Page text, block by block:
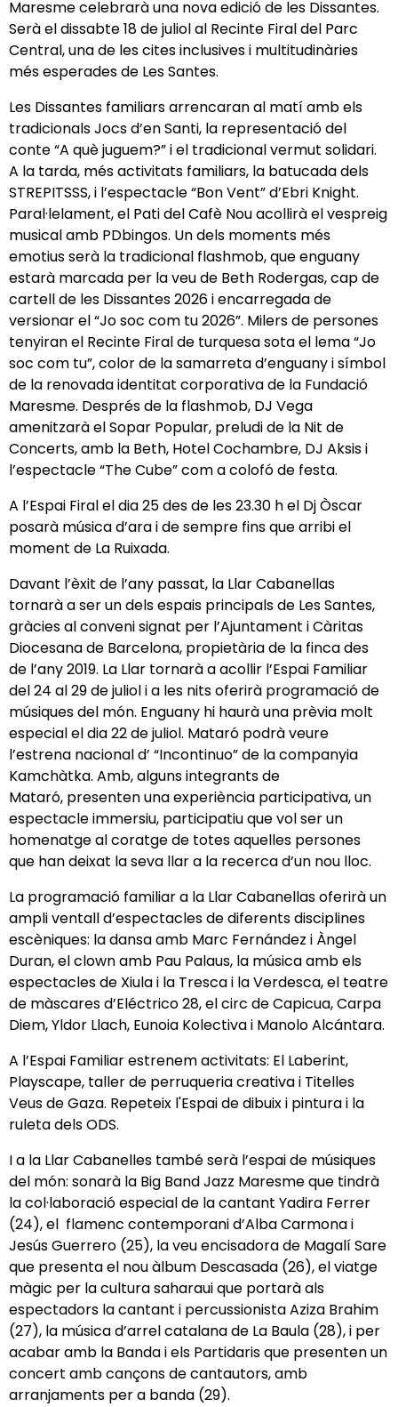
Maresme celebrarà una nova edició de les Dissantes.
Serà el dissabte 18 de juliol al Recinte Firal del Parc
Central, una de les cites inclusives i multitudinàries
més esperades de Les Santes.
Les Dissantes familiars arrencaran al matí amb els
tradicionals Jocs d’en Santi, la representació del
conte “A què juguem?” i el tradicional vermut solidari.
A la tarda, més activitats familiars, la batucada dels
STREPITSSS, i l’espectacle “Bon Vent” d’Ebri Knight.
Paral·lelament, el Pati del Cafè Nou acollirà el vespreig
musical amb PDbingos. Un dels moments més
emotius serà la tradicional flashmob, que enguany
estarà marcada per la veu de Beth Rodergas, cap de
cartell de les Dissantes 2026 i encarregada de
versionar el “Jo soc com tu 2026”. Milers de persones
tenyiran el Recinte Firal de turquesa sota el lema “Jo
soc com tu”, color de la samarreta d’enguany i símbol
de la renovada identitat corporativa de la Fundació
Maresme. Després de la flashmob, DJ Vega
amenitzarà el Sopar Popular, preludi de la Nit de
Concerts, amb la Beth, Hotel Cochambre, DJ Aksis i
l’espectacle “The Cube” com a colofó de festa.
A l’Espai Firal el dia 25 des de les 23.30 h el Dj Òscar
posarà música d’ara i de sempre fins que arribi el
moment de La Ruixada.
Davant l’èxit de l’any passat, la Llar Cabanellas
tornarà a ser un dels espais principals de Les Santes,
gràcies al conveni signat per l’Ajuntament i Càritas
Diocesana de Barcelona, propietària de la finca des
de l’any 2019. La Llar tornarà a acollir l’Espai Familiar
del 24 al 29 de juliol i a les nits oferirà programació de
músiques del món. Enguany hi haurà una prèvia molt
especial el dia 22 de juliol. Mataró podrà veure
l’estrena nacional d’ “Incontinuo” de la companyia
Kamchàtka. Amb, alguns integrants de
Mataró, presenten una experiència participativa, un
espectacle immersiu, participatiu que vol ser un
homenatge al coratge de totes aquelles persones
que han deixat la seva llar a la recerca d’un nou lloc.
La programació familiar a la Llar Cabanellas oferirà un
ampli ventall d’espectacles de diferents disciplines
escèniques: la dansa amb Marc Fernández i Àngel
Duran, el clown amb Pau Palaus, la música amb els
espectacles de Xiula i la Tresca i la Verdesca, el teatre
de màscares d’Eléctrico 28, el circ de Capicua, Carpa
Diem, Yldor Llach, Eunoia Kolectiva i Manolo Alcántara.
A l’Espai Familiar estrenem activitats: El Laberint,
Playscape, taller de perruqueria creativa i Titelles
Veus de Gaza. Repeteix l'Espai de dibuix i pintura i la
ruleta dels ODS.
I a la Llar Cabanelles també serà l’espai de músiques
del món: sonarà la Big Band Jazz Maresme que tindrà
la col·laboració especial de la cantant Yadira Ferrer
(24), el flamenc contemporani d’Alba Carmona i
Jesús Guerrero (25), la veu encisadora de Magalí Sare
que presenta el nou àlbum Descasada (26), el viatge
màgic per la cultura saharaui que portarà als
espectadors la cantant i percussionista Aziza Brahim
(27), la música d’arrel catalana de La Baula (28), i per
acabar amb la Banda i els Partidaris que presenten un
concert amb cançons de cantautors, amb
arranjaments per a banda (29).